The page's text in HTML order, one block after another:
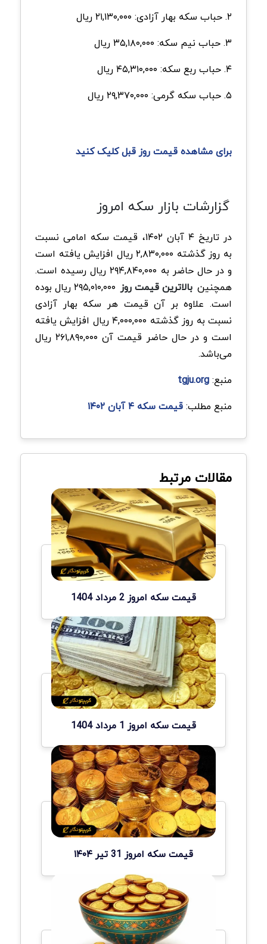
۲. حباب سکه بهار آزادی: ۲۱,۱۳۰,۰۰۰ ریال
۳. حباب نیم سکه: ۳۵,۱۸۰,۰۰۰ ریال
۴. حباب ربع سکه: ۴۵,۳۱۰,۰۰۰ ریال
۵. حباب سکه گرمی: ۲۹,۳۷۰,۰۰۰ ریال
برای مشاهده قیمت روز قبل کلیک کنید
گزارشات بازار سکه امروز
در تاریخ ۴ آبان ۱۴۰۲، قیمت سکه امامی نسبت
به روز گذشته ۲,۸۳۰,۰۰۰ ریال افزایش یافته است
و در حال حاضر به ۲۹۴,۸۴۰,۰۰۰ ریال رسیده است.
همچنین بالاترین قیمت روز
۲۹۵,۰۱۰,۰۰۰ ریال بوده
است. علاوه بر آن قیمت هر سکه بهار آزادی
نسبت به روز گذشته ۴,۰۰۰,۰۰۰ ریال افزایش یافته
است و در حال حاضر قیمت آن ۲۶۱,۸۹۰,۰۰۰ ریال
می‌باشد.
منبع:tgju.org
منبع مطلب:قیمت سکه ۴ آبان ۱۴۰۲
مقالات مرتبط
قیمت سکه امروز 2 مرداد 1404
قیمت سکه امروز 1 مرداد 1404
قیمت سکه امروز 31 تیر ۱۴۰۴